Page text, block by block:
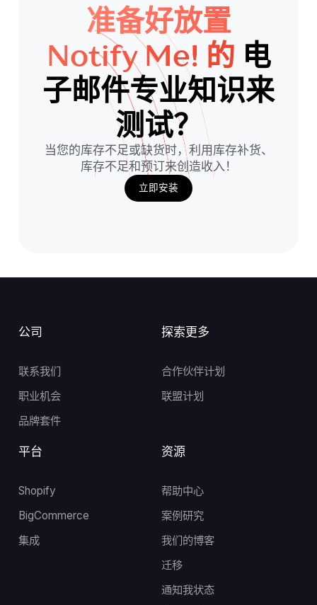
准备好放置
Notify Me! 的 电
子邮件专业知识来
测试？
当您的库存不足或缺货时，利用库存补货、
库存不足和预订来创造收入！
立即安装
公司
联系我们
职业机会
品牌套件
资源
帮助中心
案例研究
我们的博客
迁移
通知我状态
探索更多
合作伙伴计划
联盟计划
平台
Shopify
BigCommerce
集成